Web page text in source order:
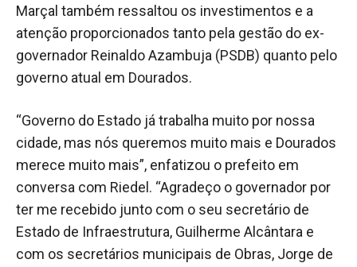
Marçal também ressaltou os investimentos e a
atenção proporcionados tanto pela gestão do ex-
governador Reinaldo Azambuja (PSDB) quanto pelo
governo atual em Dourados.
“Governo do Estado já trabalha muito por nossa
cidade, mas nós queremos muito mais e Dourados
merece muito mais”, enfatizou o prefeito em
conversa com Riedel. “Agradeço o governador por
ter me recebido junto com o seu secretário de
Estado de Infraestrutura, Guilherme Alcântara e
com os secretários municipais de Obras, Jorge de